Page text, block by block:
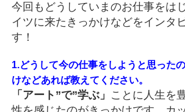
今回もどうしていまのお仕事をは
イツに来たきっかけなどをインタ
す！
1.どうして今の仕事をしようと思った
けなどあれば教えてください。
「アート”で”学ぶ」 ことに人生を